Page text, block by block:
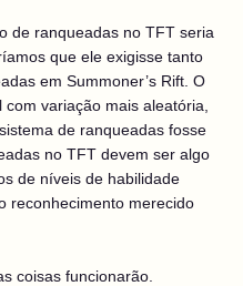
de ranqueadas no TFT seria
que ele exigisse tanto
em Summoner’s Rift. O
variação mais aleatória,
de ranqueadas fosse
no TFT devem ser algo
de níveis de habilidade
reconhecimento merecido
coisas funcionarão.